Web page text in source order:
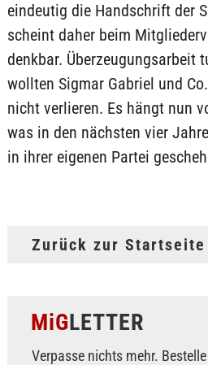
eindeutig die Handschrift der
scheint daher beim
denkbar. Überzeugungsarbeit
wollten Sigmar Gabriel und
nicht verlieren. Es hängt nun
was in den nächsten vier
in ihrer eigenen Partei
Zurück zur Startseite
MiGLETTER
Verpasse nichts mehr.